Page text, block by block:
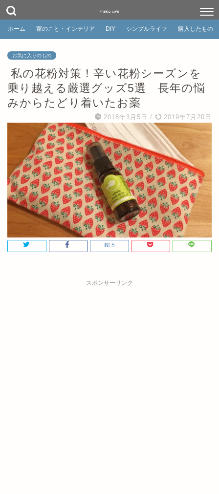
FREEQ LIFE
ホーム 家のこと・インテリア DIY シンプルライフ 購入したもの
お気に入りのもの
私の花粉対策！辛い花粉シーズンを
乗り越える厳選グッズ5選 長年の悩
みからたどり着いたお薬
2018年3月5日 / 2019年7月20日
5
スポンサーリンク